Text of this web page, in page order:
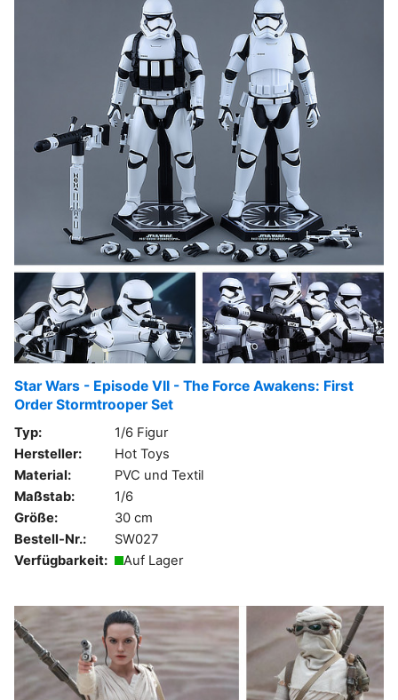
Star Wars - Episode VII - The Force Awakens: First
Order Stormtrooper Set
Typ:
1/6 Figur
Hersteller:
Hot Toys
Material:
PVC und Textil
Maßstab:
1/6
Größe:
30 cm
Bestell-Nr.:
SW027
Verfügbarkeit:
Auf Lager